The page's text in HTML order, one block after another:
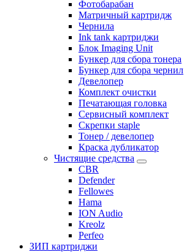
Фотобарабан
Матричный картридж
Чернила
Ink tank картриджи
Блок Imaging Unit
Бункер для сбора тонера
Бункер для сбора чернил
Девелопер
Комплект очистки
Печатающая головка
Сервисный комплект
Скрепки staple
Тонер / девелопер
Краска дубликатор
Чистящие средства
CBR
Defender
Fellowes
Hama
ION Audio
Kreolz
Perfeo
ЗИП картриджи